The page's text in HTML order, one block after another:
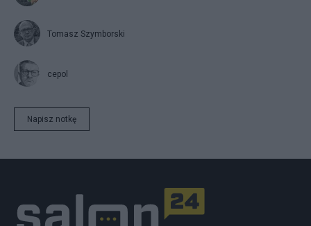
Tomasz Szymborski
cepol
Napisz notkę